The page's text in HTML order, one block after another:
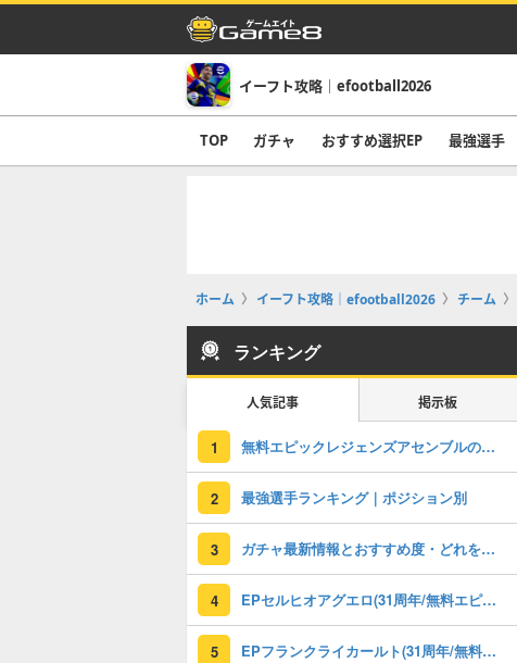
イーフト攻略｜efootball2026
TOP ガチャ おすすめ選択EP 最強選手
ホーム イーフト攻略｜efootball2026 チーム
ランキング
人気記事 掲示板
1 無料エピックレジェンズアセンブルのおすすめ選択(当たり)選手ランキングと引き方
2 最強選手ランキング｜ポジション別
3 ガチャ最新情報とおすすめ度・どれを引くべき？
4 EPセルヒオアグエロ(31周年/無料エピック)の評価とおすすめ育成・スキル追加
5 EPフランクライカールト(31周年/無料エピック)の評価とおすすめ育成・スキル追加